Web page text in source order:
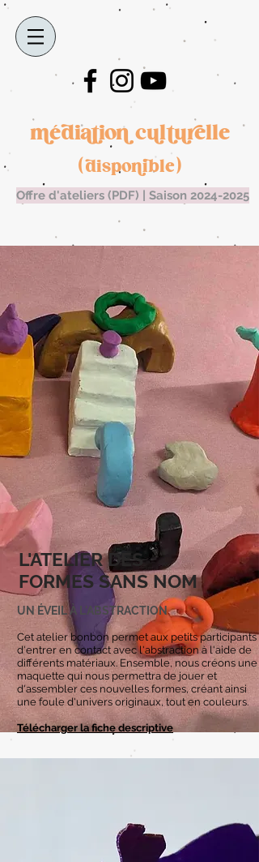
médiation culturelle
(disponible)
Offre d'ateliers (PDF) | Saison 2024-2025
L'ATELIER DES
FORMES SANS NOM
UN ÉVEIL À L'ABSTRACTION
Cet atelier bonbon permet aux petits participants
d'entrer en contact avec l'abstraction à l'aide de
différents matériaux. Ensemble, nous créons une
maquette qui nous permettra de jouer et
d'assembler ces nouvelles formes, créant ainsi
une foule d'univers originaux, tout en couleurs.
Télécharger la fiche descriptive